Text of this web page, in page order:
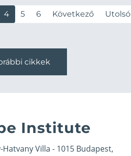
4 5 6 Következő Utolsó
cikkek
Institute
Hatvany Villa - 1015 Budapest,